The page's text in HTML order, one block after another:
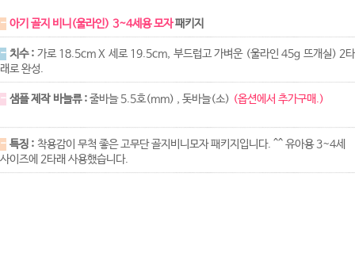
- 아기 골지 비니(울라인) 3~4세용 모자패키지
- 치수 : 가로 18.5cm X 세로 19.5cm, 부드럽고 가벼운 (울라인 45g 뜨개실) 2타
래로 완성.
- 샘플 제작 바늘류 :줄바늘 5.5호(mm) , 돗바늘(소) (옵션에서 추가구매.)
- 특징 : 착용감이 무척 좋은 고무단 골지비니모자 패키지입니다. ^^ 유아용 3~4세
사이즈에 2타래 사용했습니다.